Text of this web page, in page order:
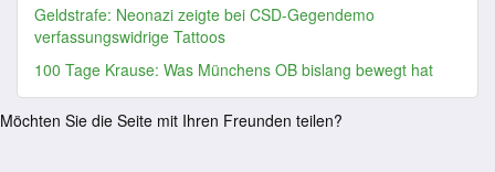
Geldstrafe: Neonazi zeigte bei CSD-Gegendemo
verfassungswidrige Tattoos
100 Tage Krause: Was Münchens OB bislang bewegt hat
Möchten Sie die Seite mit Ihren Freunden teilen?